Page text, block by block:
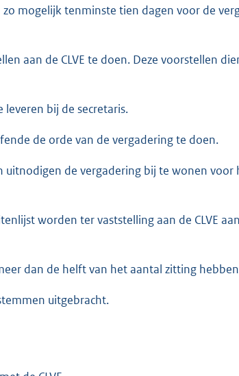
mogelijk tenminste tien dagen voor de
aan de CLVE te doen. Deze voorstellen
bij de secretaris.
de orde van de vergadering te doen.
uitnodigen de vergadering bij te wonen
worden ter vaststelling aan de CLVE
dan de helft van het aantal zitting
uitgebracht.